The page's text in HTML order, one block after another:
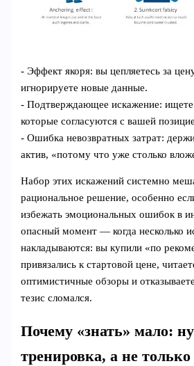
- Эффект якоря: вы цепляетесь за
игнорируете новые данные.
- Подтверждающее искажение: ищете
которые согласуются с вашей
- Ошибка невозвратных затрат:
актив, «потому что уже столько
Набор этих искажений системно
рациональное решение, особенно
избежать эмоциональных ошибок в
опасный момент — когда несколько
накладываются: вы купили «по
привязались к стартовой цене,
оптимистичные обзоры и
тезис сломался.
Почему «знать» мало:
тренировка, а не